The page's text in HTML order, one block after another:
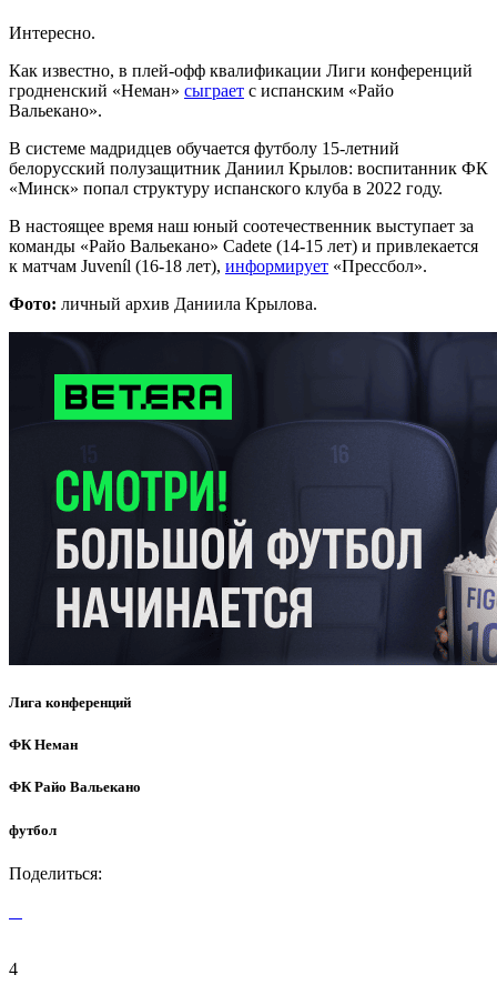
Интересно.
Как известно, в плей-офф квалификации Лиги конференций
гродненский «Неман» сыграет с испанским «Райо
Вальекано».
В системе мадридцев обучается футболу 15-летний
белорусский полузащитник Даниил Крылов: воспитанник ФК
«Минск» попал структуру испанского клуба в 2022 году.
В настоящее время наш юный соотечественник выступает за
команды «Райо Вальекано» Cadete (14-15 лет) и привлекается
к матчам Juveníl (16-18 лет), информирует «Прессбол».
Фото: личный архив Даниила Крылова.
Лига конференций
ФК Неман
ФК Райо Вальекано
футбол
Поделиться:
4